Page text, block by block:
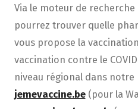
Via le moteur de recherche
pourrez trouver quelle
vous propose la
vaccination contre le
niveau régional dans notre
jemevaccine.be(pour la